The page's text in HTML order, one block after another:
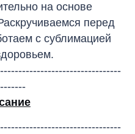
на основе
перед
с сублимацией